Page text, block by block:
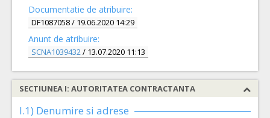
Documentatie de atribuire:
DF1087058/ 19.06.2020 14:29
Anunt de atribuire:
SCNA1039432/ 13.07.2020 11:13
SECTIUNEA I: AUTORITATEA CONTRACTANTA
I.1) Denumire si adrese